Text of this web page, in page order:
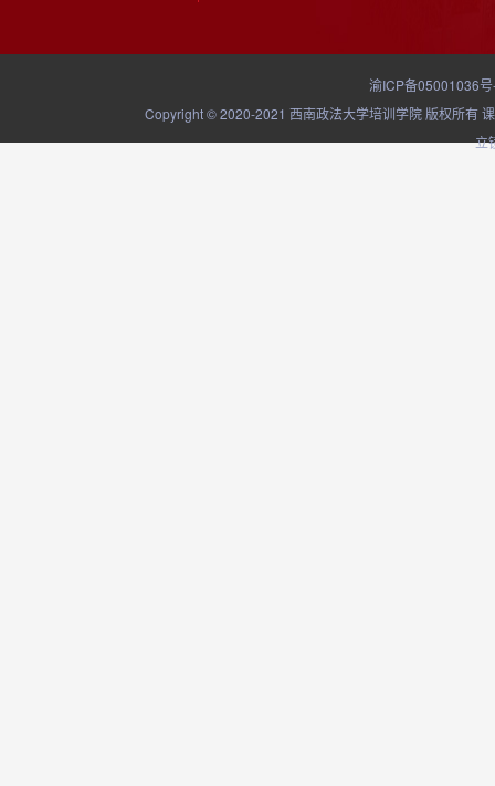
渝ICP备05001036
Copyright © 2020-2021 西南政法大学培训学院 版权所有
立